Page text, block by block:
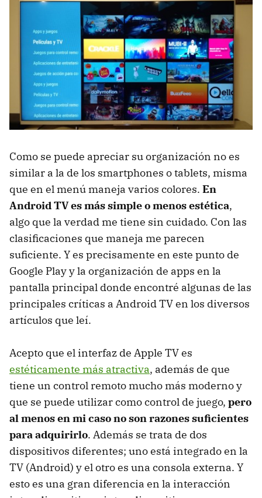
Como se puede apreciar su organización no es
similar a la de los smartphones o tablets, misma
que en el menú maneja varios colores. En
Android TV es más simple o menos estética,
algo que la verdad me tiene sin cuidado. Con las
clasificaciones que maneja me parecen
suficiente. Y es precisamente en este punto de
Google Play y la organización de apps en la
pantalla principal donde encontré algunas de las
principales críticas a Android TV en los diversos
artículos que leí.
Acepto que el interfaz de Apple TV es
estéticamente más atractiva, además de que
tiene un control remoto mucho más moderno y
que se puede utilizar como control de juego, pero
al menos en mi caso no son razones suficientes
para adquirirlo. Además se trata de dos
dispositivos diferentes; uno está integrado en la
TV (Android) y el otro es una consola externa. Y
esto es una gran diferencia en la interacción